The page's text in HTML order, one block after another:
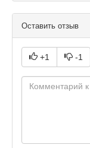
Оставить отзыв
+1 -1